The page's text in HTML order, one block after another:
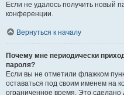
Если не удалось получить новый
конференции.
Вернуться к началу
Почему мне периодически
пароля?
Если вы не отметили флажком
оставаться под своим именем на
ограниченное время. Это сделано